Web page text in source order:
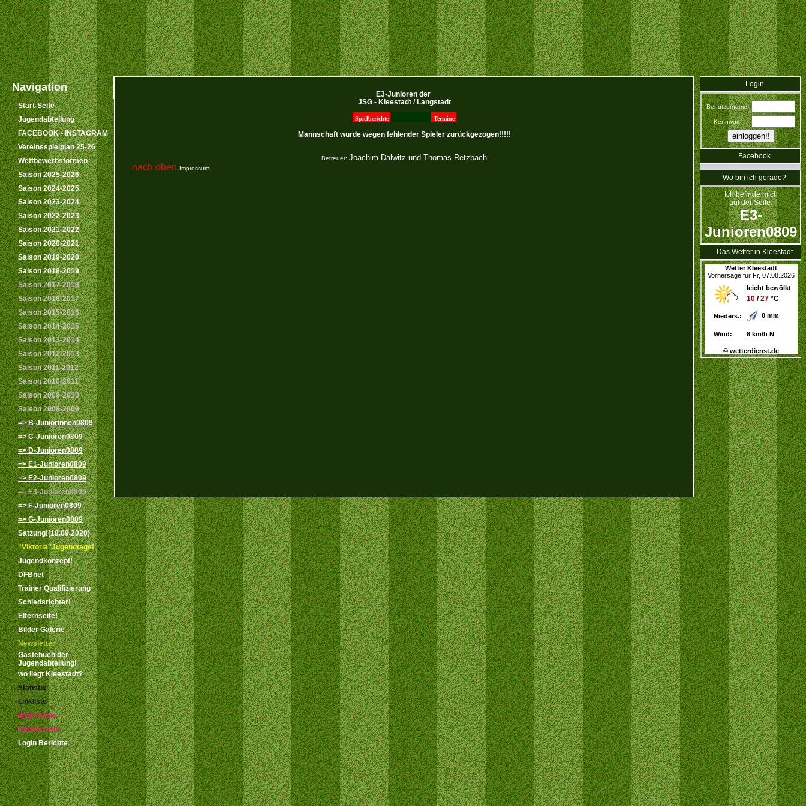
Navigation
Start-Seite
Jugendabteilung
FACEBOOK - INSTAGRAM
Vereinsspielplan 25-26
Wettbewerbsformen
Saison 2025-2026
Saison 2024-2025
Saison 2023-2024
Saison 2022-2023
Saison 2021-2022
Saison 2020-2021
Saison 2019-2020
Saison 2018-2019
Saison 2017-2018
Saison 2016-2017
Saison 2015-2016
Saison 2014-2015
Saison 2013-2014
Saison 2012-2013
Saison 2011-2012
Saison 2010-2011
Saison 2009-2010
Saison 2008-2009
=> B-Juniorinnen0809
=> C-Junioren0809
=> D-Junioren0809
=> E1-Junioren0809
=> E2-Junioren0809
=> E3-Junioren0809
=> F-Junioren0809
=> G-Junioren0809
Satzung!(18.09.2020)
"Viktoria"Jugendtage!
Jugendkonzept!
DFBnet
Trainer Qualifizierung
Schiedsrichter!
Elternseite!
Bilder Galerie
Newsletter
Gästebuch der
Jugendabteilung!
wo liegt Kleestadt?
Statistik
Linkliste
Impressum
Datenschutz
Login Berichte
E3-Junioren der
JSG - Kleestadt / Langstadt
Spielberichte Termine
Mannschaft wurde wegen fehlender Spieler zurückgezogen!!!!!
Betreuer: Joachim Dalwitz und Thomas Retzbach
nach oben Impressum!
Login
Benutzername:
Kennwort:
Facebook
Wo bin ich gerade?
Ich befinde mich
auf der Seite:
E3-
Junioren0809
Das Wetter in Kleestadt
Wetter Kleestadt
Vorhersage für Fr, 07.08.2026
leicht bewölkt
10 /27 °C
Nieders.: 0 mm
Wind: 8 km/h N
© wetterdienst.de